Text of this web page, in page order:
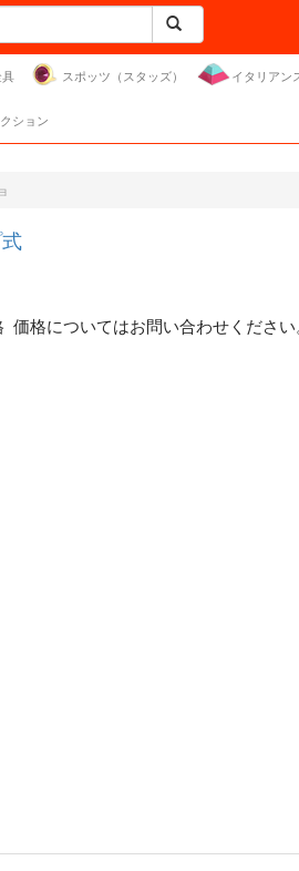
スポッツ（スタッズ） イタリアン
ション
価格についてはお問い合わせください